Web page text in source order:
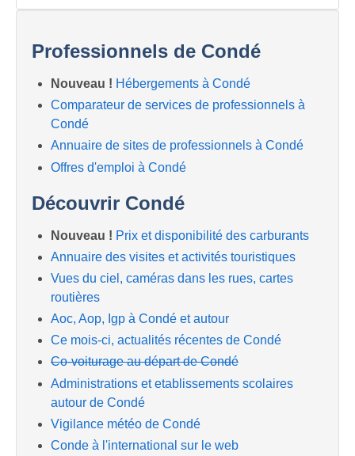
Professionnels de Condé
Nouveau ! Hébergements à Condé
Comparateur de services de professionnels à
Condé
Annuaire de sites de professionnels à Condé
Offres d'emploi à Condé
Découvrir Condé
Nouveau ! Prix et disponibilité des carburants
Annuaire des visites et activités touristiques
Vues du ciel, caméras dans les rues, cartes
routières
Aoc, Aop, Igp à Condé et autour
Ce mois-ci, actualités récentes de Condé
Co-voiturage au départ de Condé
Administrations et etablissements scolaires
autour de Condé
Vigilance météo de Condé
Conde à l'international sur le web